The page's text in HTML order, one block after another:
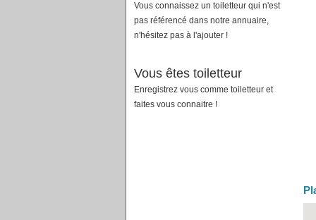
Vous connaissez un toiletteur qui n'est
pas référencé dans notre annuaire,
n'hésitez pas à l'ajouter !
Vous êtes toiletteur
Enregistrez vous comme toiletteur et
faites vous connaitre !